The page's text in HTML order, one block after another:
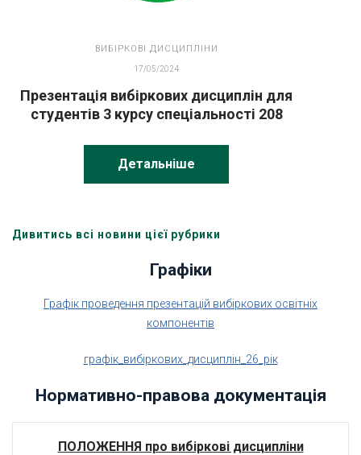
ВИБІРКОВІ ДИСЦИПЛІНИ
17/05/2024
Презентація вибіркових дисциплін для
студентів 3 курсу спеціальності 208
Детальніше
Дивитись всі новини цієї рубрики
Графіки
Графік проведення презентацій вибіркових освітніх
компонентів
графік_вибіркових_дисциплін_26_рік
Нормативно-правова документація
ПОЛОЖЕННЯ про вибіркові дисципліни